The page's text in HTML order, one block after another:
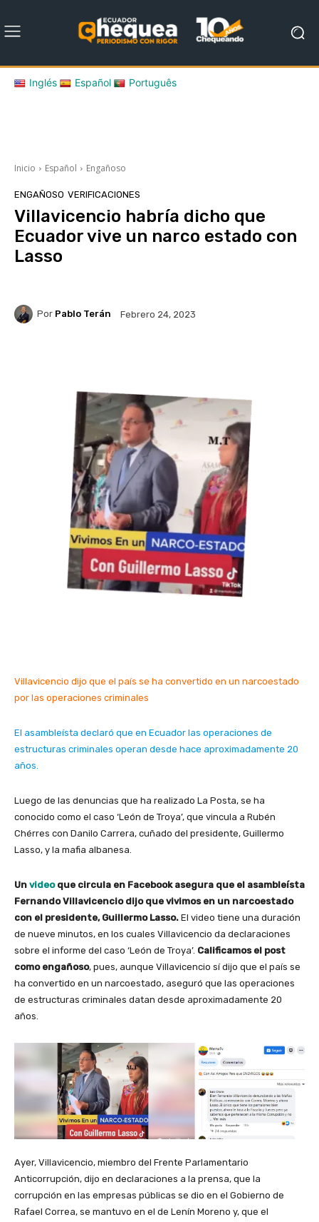
Inglés Español Português
Inicio Español Engañoso
ENGAÑOSO VERIFICACIONES
Villavicencio habría dicho que
Ecuador vive un narco estado con
Lasso
Por Pablo Terán Febrero 24, 2023
Villavicencio dijo que el país se ha convertido en un narcoestado
por las operaciones criminales
El asambleísta declaró que en Ecuador las operaciones de
estructuras criminales operan desde hace aproximadamente 20
años.
Luego de las denuncias que ha realizado La Posta, se ha
conocido como el caso ‘León de Troya’, que vincula a Rubén
Chérres con Danilo Carrera, cuñado del presidente, Guillermo
Lasso, y la mafia albanesa.
Un video que circula en Facebook asegura que el asambleísta
Fernando Villavicencio dijo que vivimos en un narcoestado
con el presidente, Guillermo Lasso. El video tiene una duración
de nueve minutos, en los cuales Villavicencio da declaraciones
sobre el informe del caso ‘León de Troya’. Calificamos el post
como engañoso, pues, aunque Villavicencio sí dijo que el país se
ha convertido en un narcoestado, aseguró que las operaciones
de estructuras criminales datan desde aproximadamente 20
años.
Ayer, Villavicencio, miembro del Frente Parlamentario
Anticorrupción, dijo en declaraciones a la prensa, que la
corrupción en las empresas públicas se dio en el Gobierno de
Rafael Correa, se mantuvo en el de Lenín Moreno y, que el